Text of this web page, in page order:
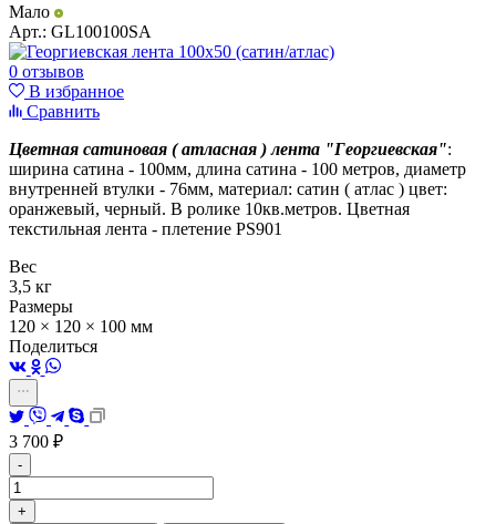
Мало
Арт.: GL100100SA
0 отзывов
В избранное
Сравнить
Цветная сатиновая ( атласная ) лента "Георгиевская":
ширина сатина - 100мм, длина сатина - 100 метров, диаметр
внутренней втулки - 76мм, материал: сатин ( атлас ) цвет:
оранжевый, черный. В ролике 10кв.метров. Цветная
текстильная лента - плетение PS901
Вес
3,5 кг
Размеры
120 × 120 × 100 мм
Поделиться
3 700 ₽
-
+